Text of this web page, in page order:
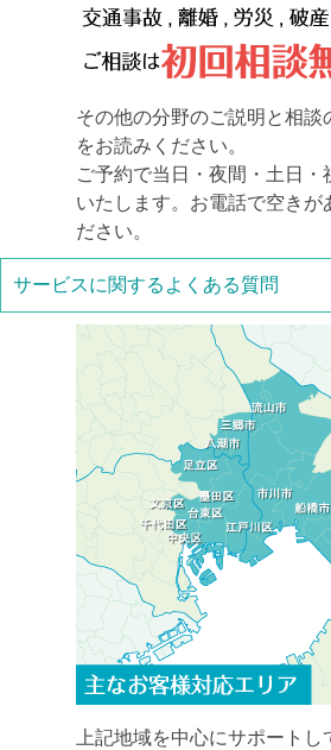
その他の分野のご説明と相談
をお読みください。
ご予約で当日・夜間・土日・
いたします。お電話で空きが
ださい。
サービスに関するよくある質問
上記地域を中心にサポートし